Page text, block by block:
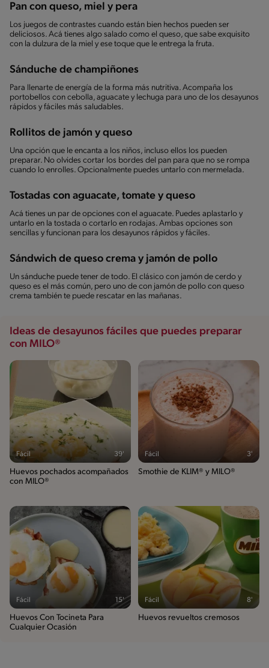
Pan con queso, miel y pera
Los juegos de contrastes cuando están bien hechos pueden ser
deliciosos. Acá tienes algo salado como el queso, que sabe exquisito
con la dulzura de la miel y ese toque que le entrega la fruta.
Sánduche de champiñones
Para llenarte de energía de la forma más nutritiva. Acompaña los
portobellos con cebolla, aguacate y lechuga para uno de los desayunos
rápidos y fáciles más saludables.
Rollitos de jamón y queso
Una opción que le encanta a los niños, incluso ellos los pueden
preparar. No olvides cortar los bordes del pan para que no se rompa
cuando lo enrolles. Opcionalmente puedes untarlo con mermelada.
Tostadas con aguacate, tomate y queso
Acá tienes un par de opciones con el aguacate. Puedes aplastarlo y
untarlo en la tostada o cortarlo en rodajas. Ambas opciones son
sencillas y funcionan para los desayunos rápidos y fáciles.
Sándwich de queso crema y jamón de pollo
Un sánduche puede tener de todo. El clásico con jamón de cerdo y
queso es el más común, pero uno de con jamón de pollo con queso
crema también te puede rescatar en las mañanas.
Ideas de desayunos fáciles que puedes preparar
con MILO®
Fácil 39'
Huevos pochados acompañados
con MILO®
Fácil 3'
Smothie de KLIM® y MILO®
Fácil 15'
Huevos Con Tocineta Para
Cualquier Ocasión
Fácil 8'
Huevos revueltos cremosos